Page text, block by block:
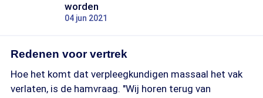
worden
04 jun 2021
Redenen voor vertrek
Hoe het komt dat verpleegkundigen massaal het vak
verlaten, is de hamvraag. "Wij horen terug van